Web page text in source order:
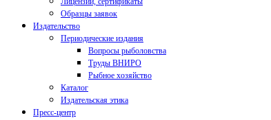
Образцы заявок
Издательство
Периодические издания
Вопросы рыболовства
Труды ВНИРО
Рыбное хозяйство
Каталог
Издательская этика
Пресс-центр